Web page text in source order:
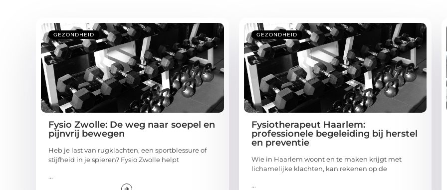
GEZONDHEID
Fysio Zwolle: De weg naar soepel en
pijnvrij bewegen
Heb je last van rugklachten, een sportblessure of
stijfheid in je spieren? Fysio Zwolle helpt
...
GEZONDHEID
Fysiotherapeut Haarlem:
professionele begeleiding bij herstel
en preventie
Wie in Haarlem woont en te maken krijgt met
lichamelijke klachten, kan rekenen op de
...